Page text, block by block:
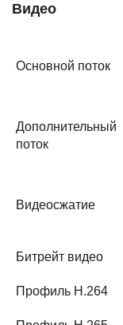
Видео
Основной поток
Дополнительный
поток
Видеосжатие
Битрейт видео
Профиль H.264